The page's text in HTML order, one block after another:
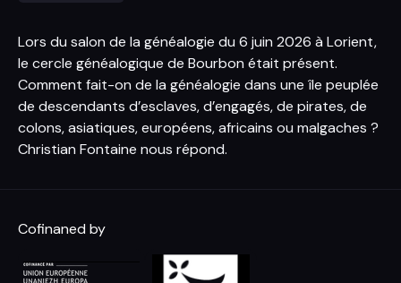
Lors du salon de la généalogie du 6 juin 2026 à Lorient,
le cercle généalogique de Bourbon était présent.
Comment fait-on de la généalogie dans une île peuplée
de descendants d’esclaves, d’engagés, de pirates, de
colons, asiatiques, européens, africains ou malgaches ?
Christian Fontaine nous répond.
Cofinaned by